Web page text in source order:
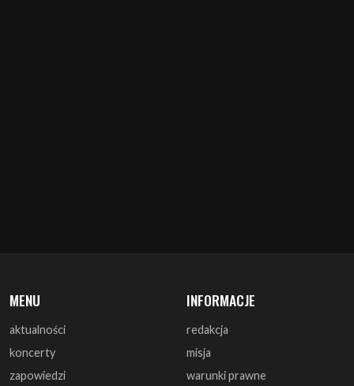
MENU
aktualności
koncerty
zapowiedzi
INFORMACJE
redakcja
misja
warunki prawne